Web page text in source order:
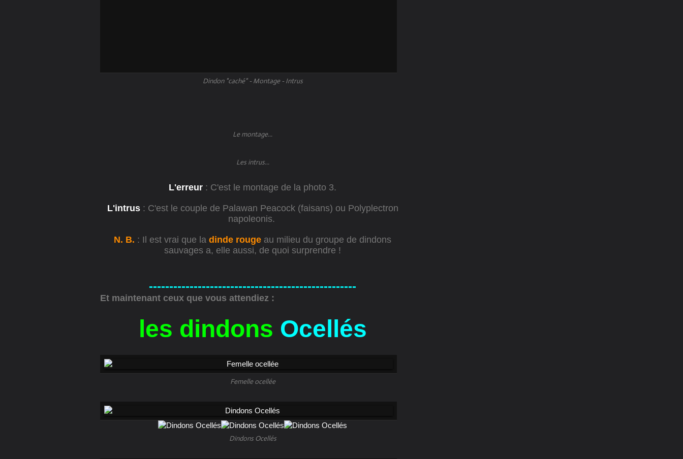
Dindon "caché" - Montage - Intrus
Le montage...
Les intrus...
L'erreur : C'est le montage de la photo 3.
L'intrus: C'est le couple de Palawan Peacock (faisans) ou Polyplectron
napoleonis.
N. B. : Il est vrai que la dinde rouge au milieu du groupe de dindons
sauvages a, elle aussi, de quoi surprendre !
---------------------------------------------------
Et maintenant ceux que vous attendiez :
les dindons Ocellés
Femelle ocellée
Dindons Ocellés